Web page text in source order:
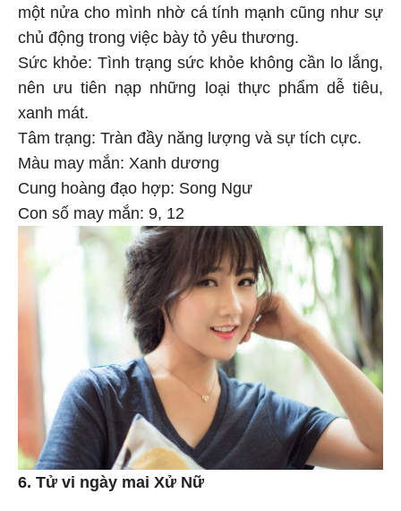
một nửa cho mình nhờ cá tính mạnh cũng như sự
chủ động trong việc bày tỏ yêu thương.
Sức khỏe: Tình trạng sức khỏe không cần lo lắng,
nên ưu tiên nạp những loại thực phẩm dễ tiêu,
xanh mát.
Tâm trạng: Tràn đầy năng lượng và sự tích cực.
Màu may mắn: Xanh dương
Cung hoàng đạo hợp: Song Ngư
Con số may mắn: 9, 12
6. Tử vi ngày mai Xử Nữ